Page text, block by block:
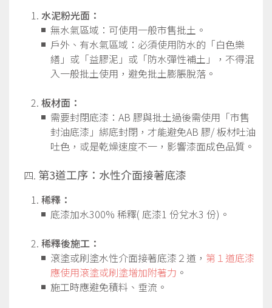
水泥粉光面：
無水氣區域：可使用一般市售批土。
戶外、有水氣區域：必須使用防水的「白色樂
繕」或「益膠泥」或「防水彈性補土」，不得混
入一般批土使用，避免批土膨脹脫落。
板材面：
需要封閉底漆：AB 膠與批土過後需使用「市售
封油底漆」綁底封閉，才能避免AB 膠/ 板材吐油
吐色，或是乾燥速度不一，影響漆面成色品質。
第3道工序：水性介面接著底漆
稀釋：
底漆加水300% 稀釋( 底漆1 份兌水3 份)。
稀釋後施工：
滾塗或刷塗水性介面接著底漆２道， 第１道底漆
應使用滾塗或刷塗增加附著力 。
施工時應避免積料、垂流。